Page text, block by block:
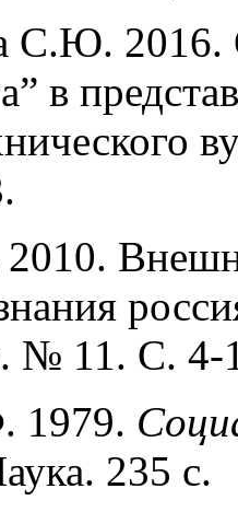
С.Ю. 2016.
в
. № 11. C. 4-
1979.
235 с.